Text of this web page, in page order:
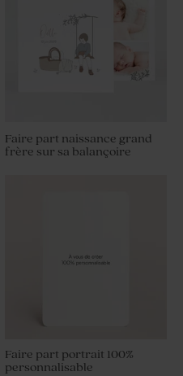
Faire part portrait 100%
personnalisable
Faire part naissance grand
frère sur sa balançoire